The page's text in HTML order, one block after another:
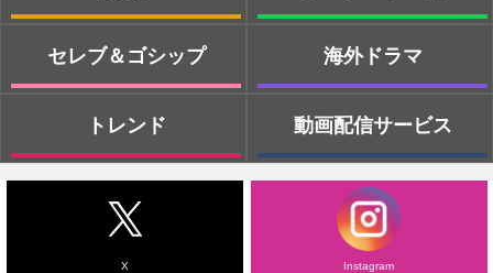
セレブ＆ゴシップ
トレンド
海外ドラマ
動画配信サービス
X Instagram